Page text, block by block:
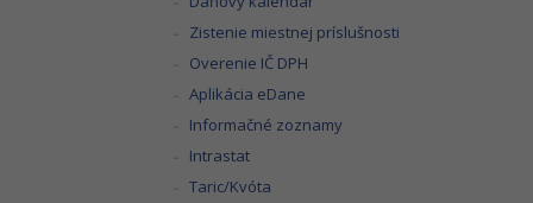
Zistenie miestnej príslušnosti
Overenie IČ DPH
Aplikácia eDane
Informačné zoznamy
Intrastat
Taric/Kvóta